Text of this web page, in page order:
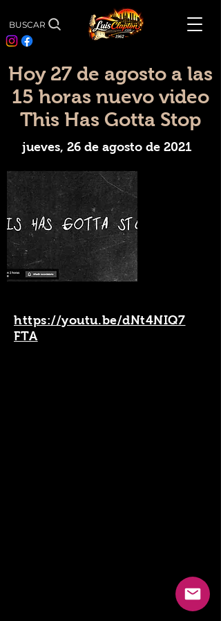
BUSCAR
Hoy 27 de agosto a las
15 horas nuevo video
This Has Gotta Stop
jueves, 26 de agosto de 2021
https://youtu.be/dNt4NIQ7
FTA